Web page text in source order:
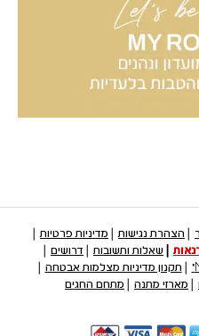
הצהרת נגישות
מדיניות פרטיות
שאלות ותשובות
דרושים
תקנון מדיניות מצלמות אבטחה
מארזי מתנה מתחם החגים